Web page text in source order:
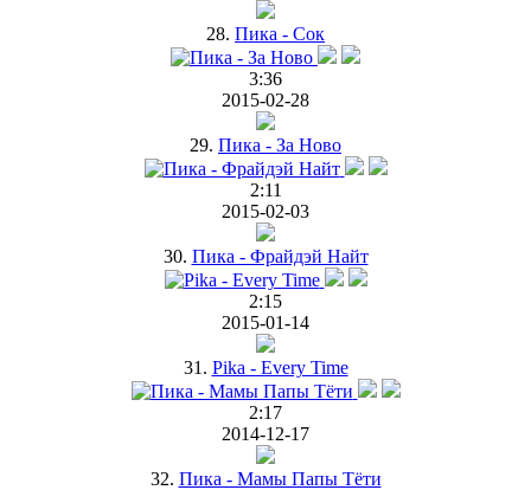
28. Пика - Сок
3:36
2015-02-28
29. Пика - За Ново
2:11
2015-02-03
30. Пика - Фрайдэй Найт
2:15
2015-01-14
31. Pika - Every Time
2:17
2014-12-17
32. Пика - Мамы Папы Тёти